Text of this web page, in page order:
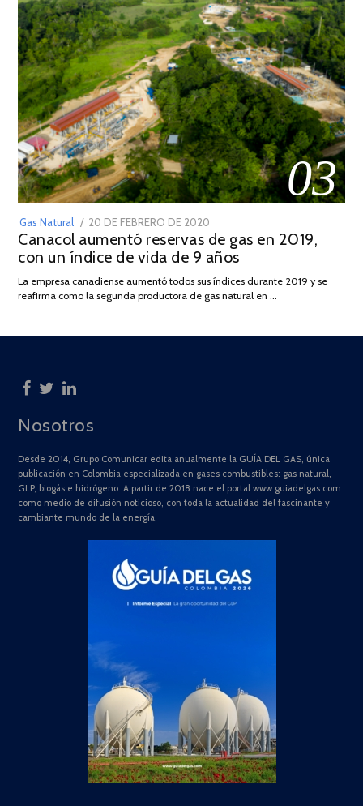
03
Gas Natural
POSTED
ON
20 DE FEBRERO DE 2020
DE
JULIO
2025
Canacol aumentó reservas de gas en 2019,
con un índice de vida de 9 años
La empresa canadiense aumentó todos sus índices durante 2019 y se
reafirma como la segunda productora de gas natural en …
Nosotros
Desde 2014, Grupo Comunicar edita anualmente la GUÍA DEL GAS, única
publicación en Colombia especializada en gases combustibles: gas natural,
GLP, biogás e hidrógeno. A partir de 2018 nace el portal www.guiadelgas.com
como medio de difusión noticioso, con toda la actualidad del fascinante y
cambiante mundo de la energía.